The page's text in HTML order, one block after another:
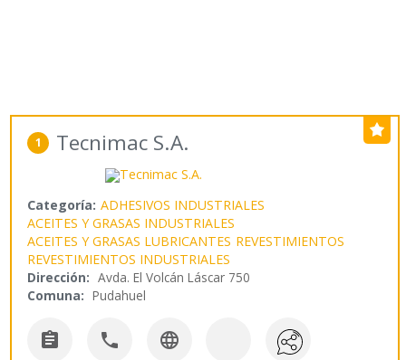
1 Tecnimac S.A.
Categoría: ADHESIVOS INDUSTRIALES
ACEITES Y GRASAS INDUSTRIALES
ACEITES Y GRASAS LUBRICANTES REVESTIMIENTOS
REVESTIMIENTOS INDUSTRIALES
Dirección: Avda. El Volcán Láscar 750
Comuna: Pudahuel
  